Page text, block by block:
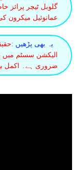
گلوبل ٹیچر پرائز
عمانوئیل میکرون
یہ بھی پڑھیں :
الیکشن سسٹم میں
ضروری ہے۔ اکمل